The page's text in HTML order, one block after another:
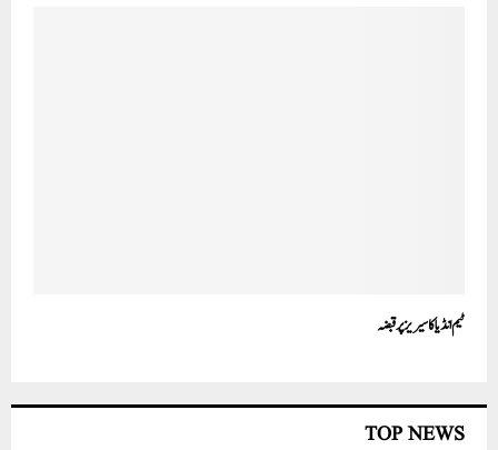
ٹیم انڈیا کا سیریز پر قبضہ
TOP NEWS